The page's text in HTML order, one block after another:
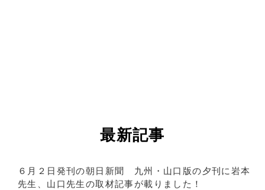
最新記事
６月２日発刊の朝日新聞 九州・山口版の夕刊に岩本
先生、山口先生の取材記事が載りました！